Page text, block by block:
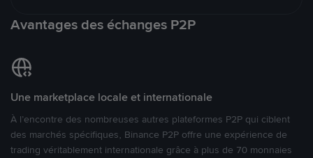
Avantages des échanges P2P
Une marketplace locale et internationale
À l’encontre des nombreuses autres plateformes P2P qui ciblent
des marchés spécifiques, Binance P2P offre une expérience de
trading véritablement internationale grâce à plus de 70 monnaies